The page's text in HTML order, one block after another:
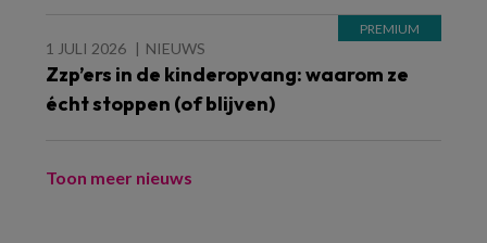
1 JULI 2026 NIEUWS
Zzp’ers in de kinderopvang: waarom ze
écht stoppen (of blijven)
Toon meer nieuws